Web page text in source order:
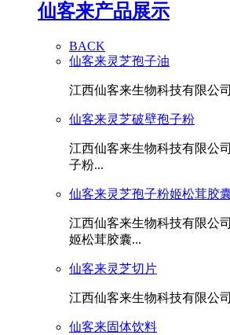
仙客来产品展示
BACK
仙客来灵芝孢子油
江西仙客来生物科技有限公
仙客来灵芝破壁孢子粉
江西仙客来生物科技有限公
子粉...
仙客来灵芝孢子粉姬松茸胶
江西仙客来生物科技有限公
姬松茸胶囊...
仙客来灵芝切片
江西仙客来生物科技有限公
仙客来固体饮料